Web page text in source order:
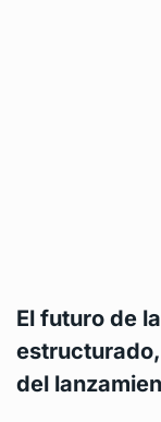
El futuro de
del